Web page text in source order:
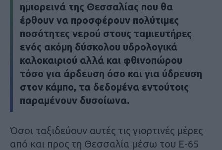
ημιορεινά της Θεσσαλίας που θα
έρθουν να προσφέρουν πολύτιμες
ποσότητες νερού στους ταμιευτήρες
ενός ακόμη δύσκολου υδρολογικά
καλοκαιριού αλλά και φθινοπώρου
τόσο για άρδευση όσο και για ύδρευση
στον κάμπο, τα δεδομένα εντούτοις
παραμένουν δυσοίωνα.
Όσοι ταξιδεύουν αυτές τις γιορτινές μέρες
από και προς τη Θεσσαλία μέσω του Ε-65